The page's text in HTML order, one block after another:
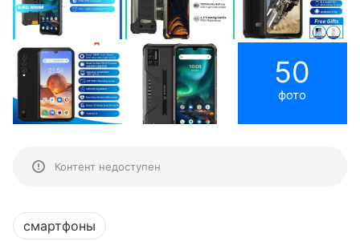
50
фото
Контент недоступен
смартфоны